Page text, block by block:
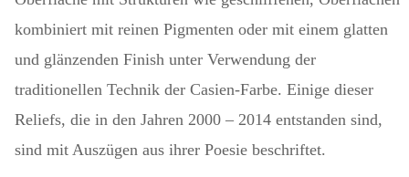
kombiniert mit reinen Pigmenten oder mit einem glatten
und glänzenden Finish unter Verwendung der
traditionellen Technik der Casien-Farbe. Einige dieser
Reliefs, die in den Jahren 2000 – 2014 entstanden sind,
sind mit Auszügen aus ihrer Poesie beschriftet.